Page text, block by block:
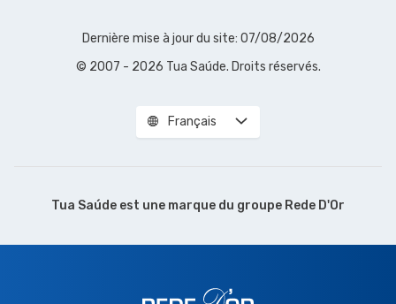
Dernière mise à jour du site: 07/08/2026
© 2007 - 2026 Tua Saúde. Droits réservés.
Français
Tua Saúde est une marque du groupe Rede D'Or